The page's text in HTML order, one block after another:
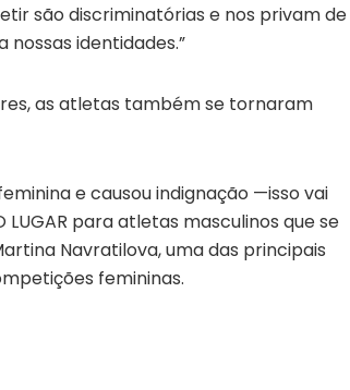
são discriminatórias e nos privam de
identidades.”
as atletas também se tornaram
e causou indignação —isso vai
para atletas masculinos que se
Navratilova, uma das principais
femininas.